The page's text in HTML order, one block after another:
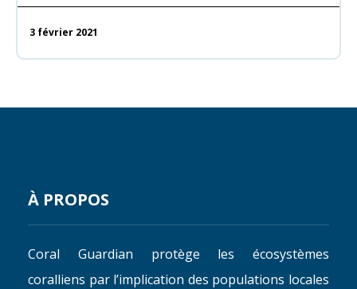
3 février 2021
À PROPOS
Coral Guardian protège les écosystèmes
coralliens par l’implication des populations locales